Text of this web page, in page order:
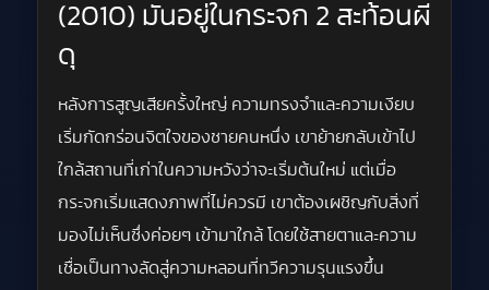
(2010) มันอยู่ในกระจก 2 สะท้อนผี
ดุ
หลังการสูญเสียครั้งใหญ่ ความทรงจำและความเงียบ
เริ่มกัดกร่อนจิตใจของชายคนหนึ่ง เขาย้ายกลับเข้าไป
ใกล้สถานที่เก่าในความหวังว่าจะเริ่มต้นใหม่ แต่เมื่อ
กระจกเริ่มแสดงภาพที่ไม่ควรมี เขาต้องเผชิญกับสิ่งที่
มองไม่เห็นซึ่งค่อยๆ เข้ามาใกล้ โดยใช้สายตาและความ
เชื่อเป็นทางลัดสู่ความหลอนที่ทวีความรุนแรงขึ้น